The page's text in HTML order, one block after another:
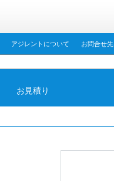
アジレントについて お問合せ先
お見積り